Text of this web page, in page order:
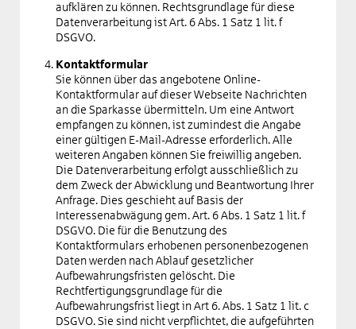
aufklären zu können. Rechtsgrundlage für diese
Datenverarbeitung ist Art. 6 Abs. 1 Satz 1 lit. f
DSGVO.
Kontaktformular
Sie können über das angebotene Online-
Kontaktformular auf dieser Webseite Nachrichten
an die Sparkasse übermitteln. Um eine Antwort
empfangen zu können, ist zumindest die Angabe
einer gültigen E-Mail-Adresse erforderlich. Alle
weiteren Angaben können Sie freiwillig angeben.
Die Datenverarbeitung erfolgt ausschließlich zu
dem Zweck der Abwicklung und Beantwortung Ihrer
Anfrage. Dies geschieht auf Basis der
Interessenabwägung gem. Art. 6 Abs. 1 Satz 1 lit. f
DSGVO. Die für die Benutzung des
Kontaktformulars erhobenen personenbezogenen
Daten werden nach Ablauf gesetzlicher
Aufbewahrungsfristen gelöscht. Die
Rechtfertigungsgrundlage für die
Aufbewahrungsfrist liegt in Art 6. Abs. 1 Satz 1 lit. c
DSGVO. Sie sind nicht verpflichtet, die aufgeführten